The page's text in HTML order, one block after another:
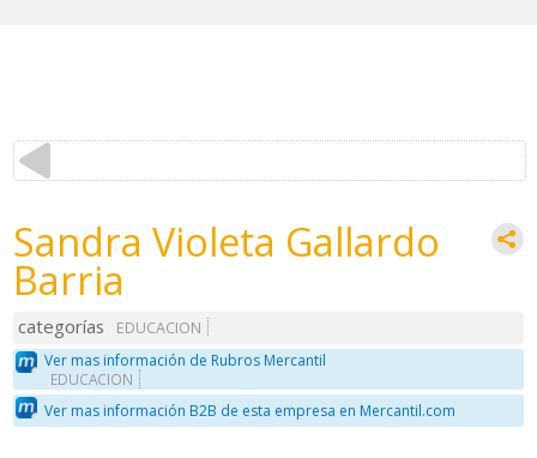
Sandra Violeta Gallardo
Barria
categorías
EDUCACION
Ver mas información de Rubros Mercantil
EDUCACION
Ver mas información B2B de esta empresa en Mercantil.com